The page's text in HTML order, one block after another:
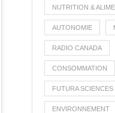
NUTRITION &
AUTONOMIE
RADIO CANADA
CONSOMMATION
FUTURA SCIENCES
ENVIRONNEMENT